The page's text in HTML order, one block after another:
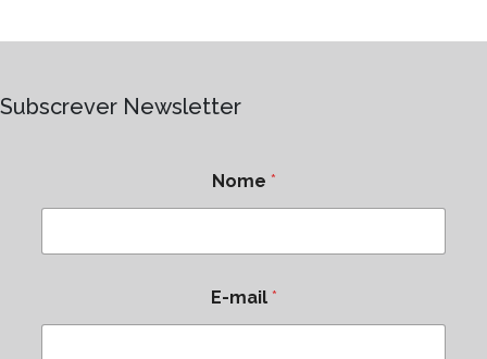
Subscrever Newsletter
Nome *
E-mail *